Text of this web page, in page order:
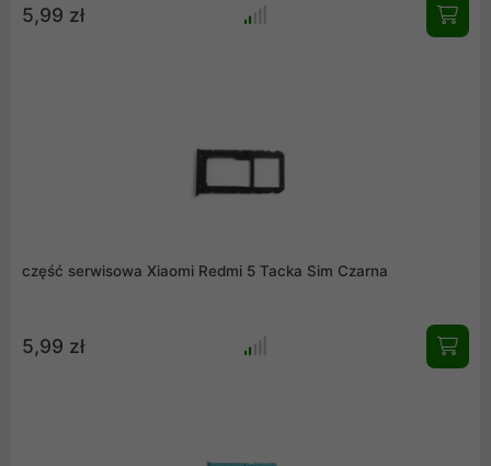
5,99 zł
część serwisowa Xiaomi Redmi 5 Tacka Sim Czarna
5,99 zł